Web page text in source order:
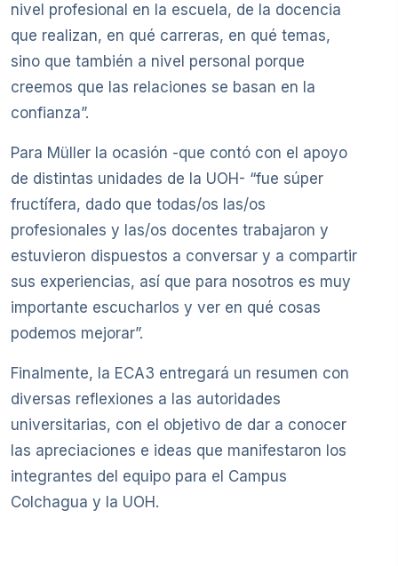
nivel profesional en la escuela, de la docencia
que realizan, en qué carreras, en qué temas,
sino que también a nivel personal porque
creemos que las relaciones se basan en la
confianza”.
Para Müller la ocasión -que contó con el apoyo
de distintas unidades de la UOH- “fue súper
fructífera, dado que todas/os las/os
profesionales y las/os docentes trabajaron y
estuvieron dispuestos a conversar y a compartir
sus experiencias, así que para nosotros es muy
importante escucharlos y ver en qué cosas
podemos mejorar”.
Finalmente, la ECA3 entregará un resumen con
diversas reflexiones a las autoridades
universitarias, con el objetivo de dar a conocer
las apreciaciones e ideas que manifestaron los
integrantes del equipo para el Campus
Colchagua y la UOH.